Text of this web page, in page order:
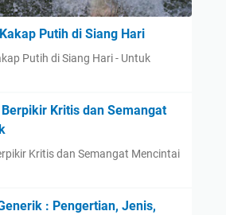
Putih di Siang Hari
Putih di Siang Hari - Untuk
Kritis dan Semangat
Kritis dan Semangat Mencintai
: Pengertian, Jenis,